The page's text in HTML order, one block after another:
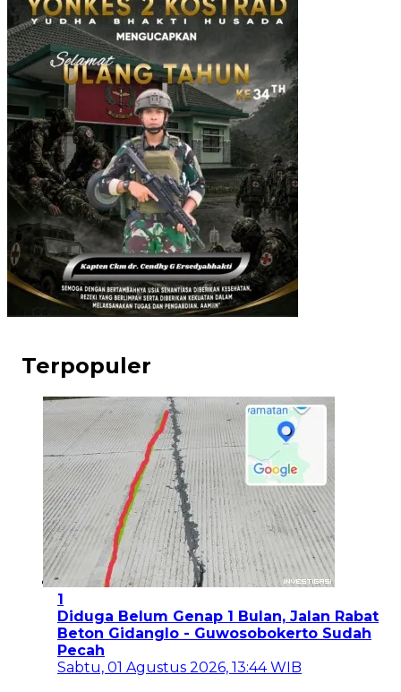
Terpopuler
1
Diduga Belum Genap 1 Bulan, Jalan Rabat
Beton Gidanglo - Guwosobokerto Sudah
Pecah
Sabtu, 01 Agustus 2026, 13:44 WIB